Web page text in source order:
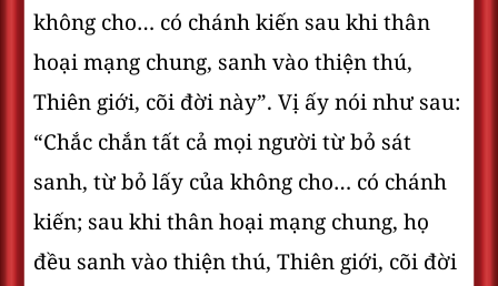
không cho… có chánh kiến sau khi thân
hoại mạng chung, sanh vào thiện thú,
Thiên giới, cõi đời này”. Vị ấy nói như sau:
“Chắc chắn tất cả mọi người từ bỏ sát
sanh, từ bỏ lấy của không cho… có chánh
kiến; sau khi thân hoại mạng chung, họ
đều sanh vào thiện thú, Thiên giới, cõi đời